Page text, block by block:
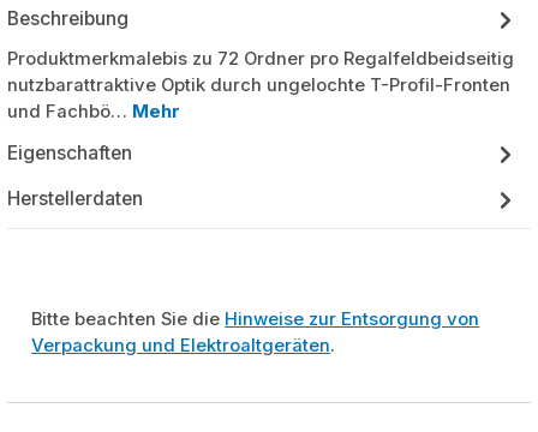
Beschreibung
Produktmerkmalebis zu 72 Ordner pro Regalfeldbeidseitig
nutzbarattraktive Optik durch ungelochte T-Profil-Fronten
und Fachbö… Mehr
Eigenschaften
Herstellerdaten
Bitte beachten Sie die Hinweise zur Entsorgung von
Verpackung und Elektroaltgeräten.